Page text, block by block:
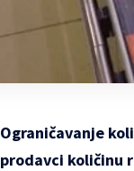
Ograničavanje
prodavci količinu